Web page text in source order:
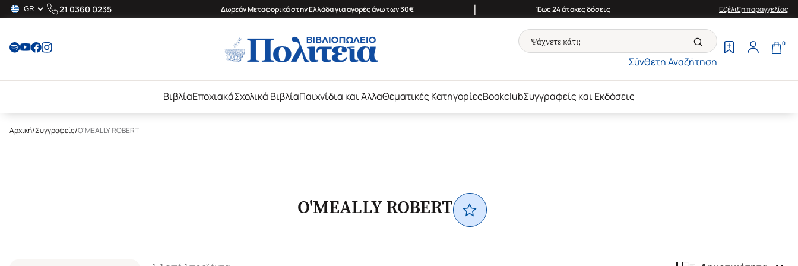
21 0360 0235 Δωρεάν Μεταφορικά στην Ελλάδα για αγορές άνω των 30€ | Έως 24 άτοκες δόσεις Εξέλιξη παραγγελίας
Σύνθετη Αναζήτηση
0
ΒιβλίαΕποχιακάΣχολικά ΒιβλίαΠαιχνίδια και ΆλλαΘεματικές ΚατηγορίεςBookclubΣυγγραφείς και Εκδόσεις
Αρχική/Συγγραφείς/O'MEALLY ROBERT
O'MEALLY ROBERT